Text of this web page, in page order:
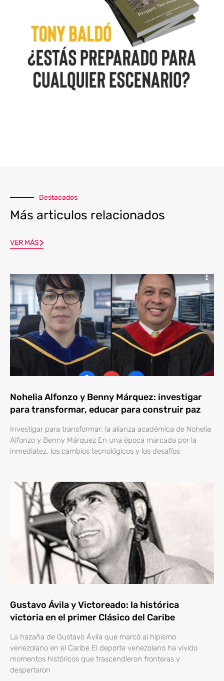
Destacados
Más articulos relacionados
VER MÁS
Nohelia Alfonzo y Benny Márquez: investigar
para transformar, educar para construir paz
Investigar para transformar: la alianza académica de Nohelia
Alfonzo y Benny Márquez En una época marcada por la
inmediatez, los cambios tecnológicos y los desafíos
Gustavo Ávila y Victoreado: la histórica
victoria en el primer Clásico del Caribe
La hazaña de Gustavo Ávila que marcó al hipismo
venezolano en el Caribe El deporte venezolano ha vivido
momentos históricos que trascendieron fronteras y
despertaron